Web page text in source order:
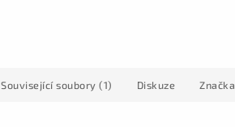
Související soubory (1) Diskuze Značka